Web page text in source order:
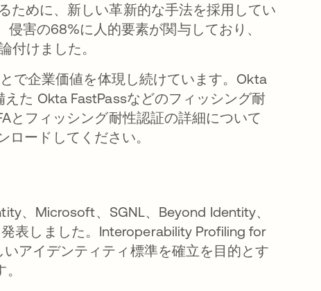
ために、新しい革新的な手法を採用してい
侵害の68%に人的要素が関与しており、
付けました。
で企業価値を体現し続けています。Okta
えた Okta FastPassなどのフィッシング耐
とフィッシング耐性認証の詳細について
ロードしてください。
、Microsoft、SGNL、Beyond Identity、
表しました。Interoperability Profiling for
アイデンティティ標準を確立を目的とす